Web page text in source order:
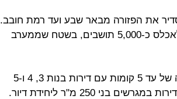
את הפזורה מבאר שבע ועד רמת חובב.
היא כוללת כ-3,400 יחידות דיור, שנועדו לאכלס כ-5,000 תושבים, בשטח שממערב
תוכנית זו כוללת 1,900 דירות בבנייה רוויה של עד 5 קומות עם דירות בנות 3, 4 ו-5
חדרים, וכן בנייה צמודת קרקע של 1,500 דירות במגרשים בני 250 מ"ר ליחידת דיור.